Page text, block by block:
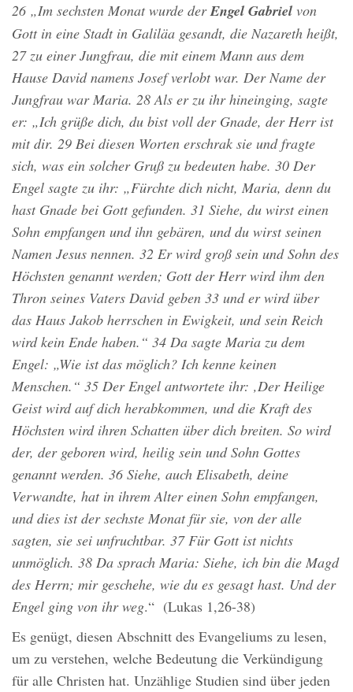
26 „Im sechsten Monat wurde derEngel Gabriel von
Gott in eine Stadt in Galiläa gesandt, die Nazareth heißt,
27 zu einer Jungfrau, die mit einem Mann aus dem
Hause David namens Josef verlobt war. Der Name der
Jungfrau war Maria. 28 Als er zu ihr hineinging, sagte
er: „Ich grüße dich, du bist voll der Gnade, der Herr ist
mit dir. 29 Bei diesen Worten erschrak sie und fragte
sich, was ein solcher Gruß zu bedeuten habe. 30 Der
Engel sagte zu ihr: „Fürchte dich nicht, Maria, denn du
hast Gnade bei Gott gefunden. 31 Siehe, du wirst einen
Sohn empfangen und ihn gebären, und du wirst seinen
Namen Jesus nennen. 32 Er wird groß sein und Sohn des
Höchsten genannt werden; Gott der Herr wird ihm den
Thron seines Vaters David geben 33 und er wird über
das Haus Jakob herrschen in Ewigkeit, und sein Reich
wird kein Ende haben.“ 34 Da sagte Maria zu dem
Engel: „Wie ist das möglich? Ich kenne keinen
Menschen.“ 35 Der Engel antwortete ihr: ‚Der Heilige
Geist wird auf dich herabkommen, und die Kraft des
Höchsten wird ihren Schatten über dich breiten. So wird
der, der geboren wird, heilig sein und Sohn Gottes
genannt werden. 36 Siehe, auch Elisabeth, deine
Verwandte, hat in ihrem Alter einen Sohn empfangen,
und dies ist der sechste Monat für sie, von der alle
sagten, sie sei unfruchtbar. 37 Für Gott ist nichts
unmöglich. 38 Da sprach Maria: Siehe, ich bin die Magd
des Herrn; mir geschehe, wie du es gesagt hast. Und der
Engel ging von ihr weg.“ (Lukas 1,26-38)
Es genügt, diesen Abschnitt des Evangeliums zu lesen,
um zu verstehen, welche Bedeutung die Verkündigung
für alle Christen hat. Unzählige Studien sind über jeden